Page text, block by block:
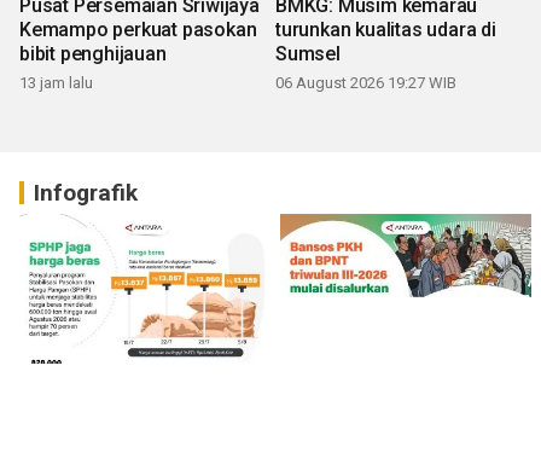
Pusat Persemaian Sriwijaya
Kemampo perkuat pasokan
bibit penghijauan
13 jam lalu
BMKG: Musim kemarau
turunkan kualitas udara di
Sumsel
06 August 2026 19:27 WIB
Infografik